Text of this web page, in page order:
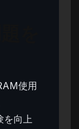
使用
向上